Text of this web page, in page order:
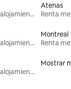
Renta mensual de alojamientos
Atenas
Renta mensual de alojamientos
Montreal
Renta mensual de alojamientos
Mostrar